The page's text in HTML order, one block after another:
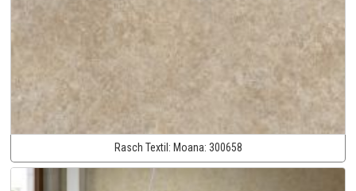
Rasch Textil: Moana: 300658